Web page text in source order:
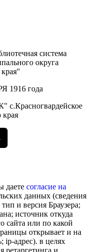
система
округа
года
края
даете согласие на
данных (сведения
и версия Браузера;
источник откуда
сайта или по какой
открывает и на
ip-адрес). в целях